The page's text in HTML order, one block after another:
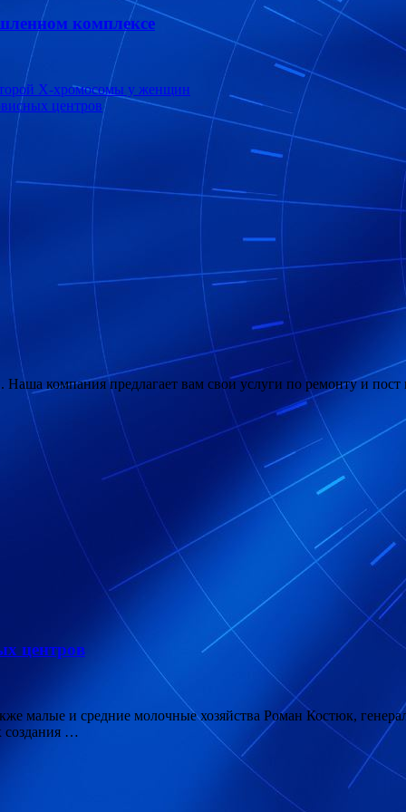
комплексе
Х-хромосомы у женщин
центров
. Наша компания предлагает вам свои услуги по ремонту и
центров
малые и средние молочные хозяйства Роман Костюк,
создания …